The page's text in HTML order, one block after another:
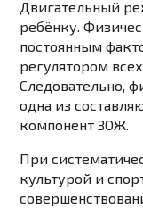
Двигательный
ребёнку.
постоянным
регулятором
Следовательно,
одна из
компонент ЗОЖ.
При
культурой и